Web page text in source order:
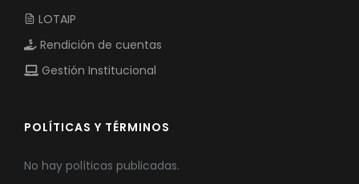
LOTAIP
Rendición de cuentas
Gestión Institucional
POLÍTICAS Y TÉRMINOS
No hay políticas publicadas.